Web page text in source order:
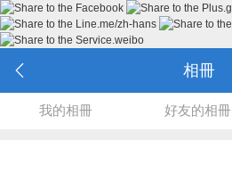
相冊
我的相冊 好友的相冊